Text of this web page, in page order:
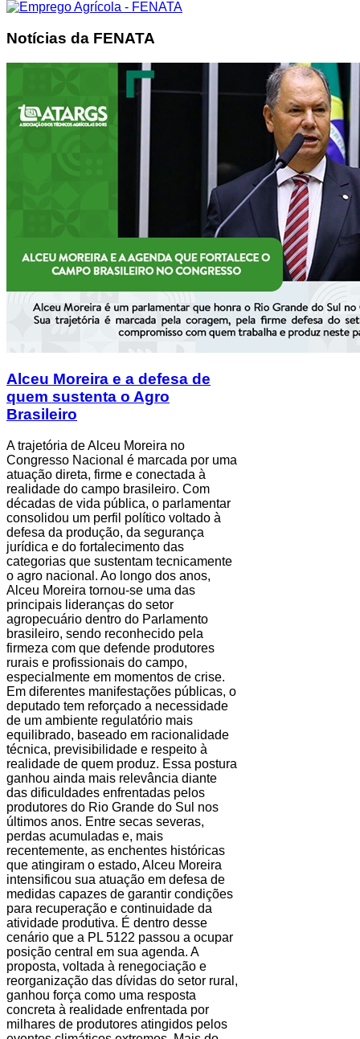
Notícias da FENATA
Alceu Moreira e a defesa de
quem sustenta o Agro
Brasileiro
A trajetória de Alceu Moreira no
Congresso Nacional é marcada por uma
atuação direta, firme e conectada à
realidade do campo brasileiro. Com
décadas de vida pública, o parlamentar
consolidou um perfil político voltado à
defesa da produção, da segurança
jurídica e do fortalecimento das
categorias que sustentam tecnicamente
o agro nacional. Ao longo dos anos,
Alceu Moreira tornou-se uma das
principais lideranças do setor
agropecuário dentro do Parlamento
brasileiro, sendo reconhecido pela
firmeza com que defende produtores
rurais e profissionais do campo,
especialmente em momentos de crise.
Em diferentes manifestações públicas, o
deputado tem reforçado a necessidade
de um ambiente regulatório mais
equilibrado, baseado em racionalidade
técnica, previsibilidade e respeito à
realidade de quem produz. Essa postura
ganhou ainda mais relevância diante
das dificuldades enfrentadas pelos
produtores do Rio Grande do Sul nos
últimos anos. Entre secas severas,
perdas acumuladas e, mais
recentemente, as enchentes históricas
que atingiram o estado, Alceu Moreira
intensificou sua atuação em defesa de
medidas capazes de garantir condições
para recuperação e continuidade da
atividade produtiva. É dentro desse
cenário que a PL 5122 passou a ocupar
posição central em sua agenda. A
proposta, voltada à renegociação e
reorganização das dívidas do setor rural,
ganhou força como uma resposta
concreta à realidade enfrentada por
milhares de produtores atingidos pelos